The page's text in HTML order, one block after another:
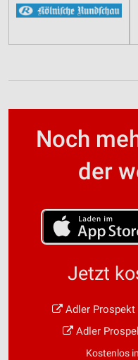
Noch
der
Jetzt
Adler
Adler
Kostenlos